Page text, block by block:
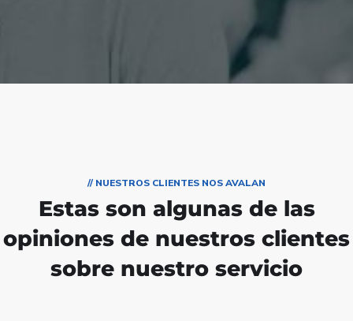
// NUESTROS CLIENTES NOS AVALAN
Estas son algunas de las
opiniones de nuestros clientes
sobre nuestro servicio